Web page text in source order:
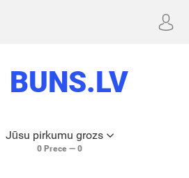
BUNS.LV
Jūsu pirkumu grozs
0Prece — 0